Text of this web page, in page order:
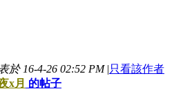
於 16-4-26 02:52 PM |只看該作者
x月 的帖子